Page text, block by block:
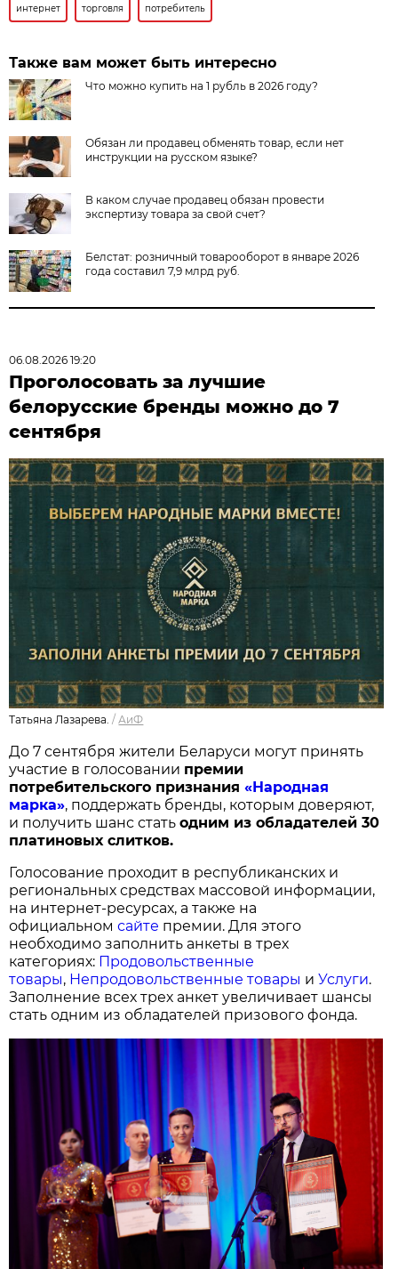
интернет торговля потребитель
Также вам может быть интересно
Что можно купить на 1 рубль в 2026 году?
Обязан ли продавец обменять товар, если нет
инструкции на русском языке?
В каком случае продавец обязан провести
экспертизу товара за свой счет?
Белстат: розничный товарооборот в январе 2026
года составил 7,9 млрд руб.
06.08.2026 19:20
Проголосовать за лучшие
белорусские бренды можно до 7
сентября
Татьяна Лазарева. /АиФ
До 7 сентября жители Беларуси могут принять
участие в голосовании премии
потребительского признания«Народная
марка», поддержать бренды, которым доверяют,
и получить шанс статьодним из обладателей 30
платиновых слитков.
Голосование проходит в республиканских и
региональных средствах массовой информации,
на интернет-ресурсах, а также на
официальномсайте премии. Для этого
необходимо заполнить анкеты в трех
категориях: Продовольственные
товары, Непродовольственные товары иУслуги.
Заполнение всех трех анкет увеличивает шансы
стать одним из обладателей призового фонда.